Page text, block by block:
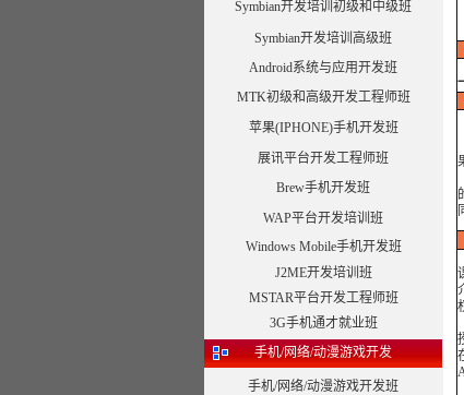
Symbian开发培训初级和中级班
Symbian开发培训高级班
Android系统与应用开发班
MTK初级和高级开发工程师班
苹果(IPHONE)手机开发班
展讯平台开发工程师班
Brew手机开发班
WAP平台开发培训班
Windows Mobile手机开发班
J2ME开发培训班
MSTAR平台开发工程师班
3G手机通才就业班
手机/网络/动漫游戏开发
手机/网络/动漫游戏开发班